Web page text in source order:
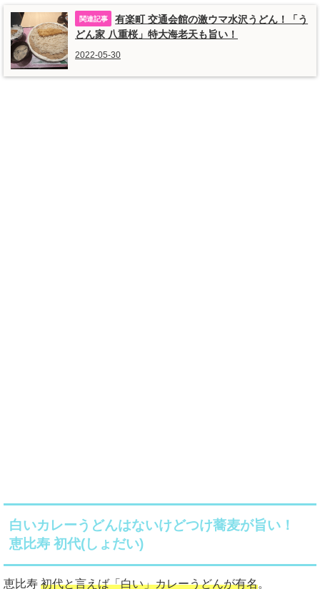
有楽町 交通会館の激ウマ水沢うどん！「う
どん家 八重桜」特大海老天も旨い！
2022-05-30
白いカレーうどんはないけどつけ蕎麦が旨い！
恵比寿 初代(しょだい)
恵比寿 初代と言えば「白い」カレーうどんが有名。